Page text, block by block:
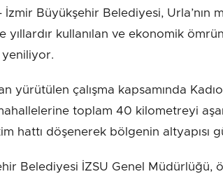
İzmir Büyükşehir Belediyesi, Urla’nın
yıllardır kullanılan ve ekonomik
yeniliyor.
yürütülen çalışma kapsamında
toplam 40 kilometreyi
hattı döşenerek bölgenin altyapısı
Belediyesi İZSU Genel Müdürlüğü,